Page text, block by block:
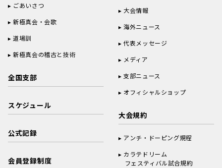
ごあいさつ
新極真会・会歌
道場訓
新極真会の稽古と技術
全国支部
スケジュール
公式記録
会員登録制度
大会情報
海外ニュース
代表メッセージ
メディア
支部ニュース
オフィシャルショップ
大会規約
アンチ・ドーピング規程
カラテドリーム
フェスティバル試合規約